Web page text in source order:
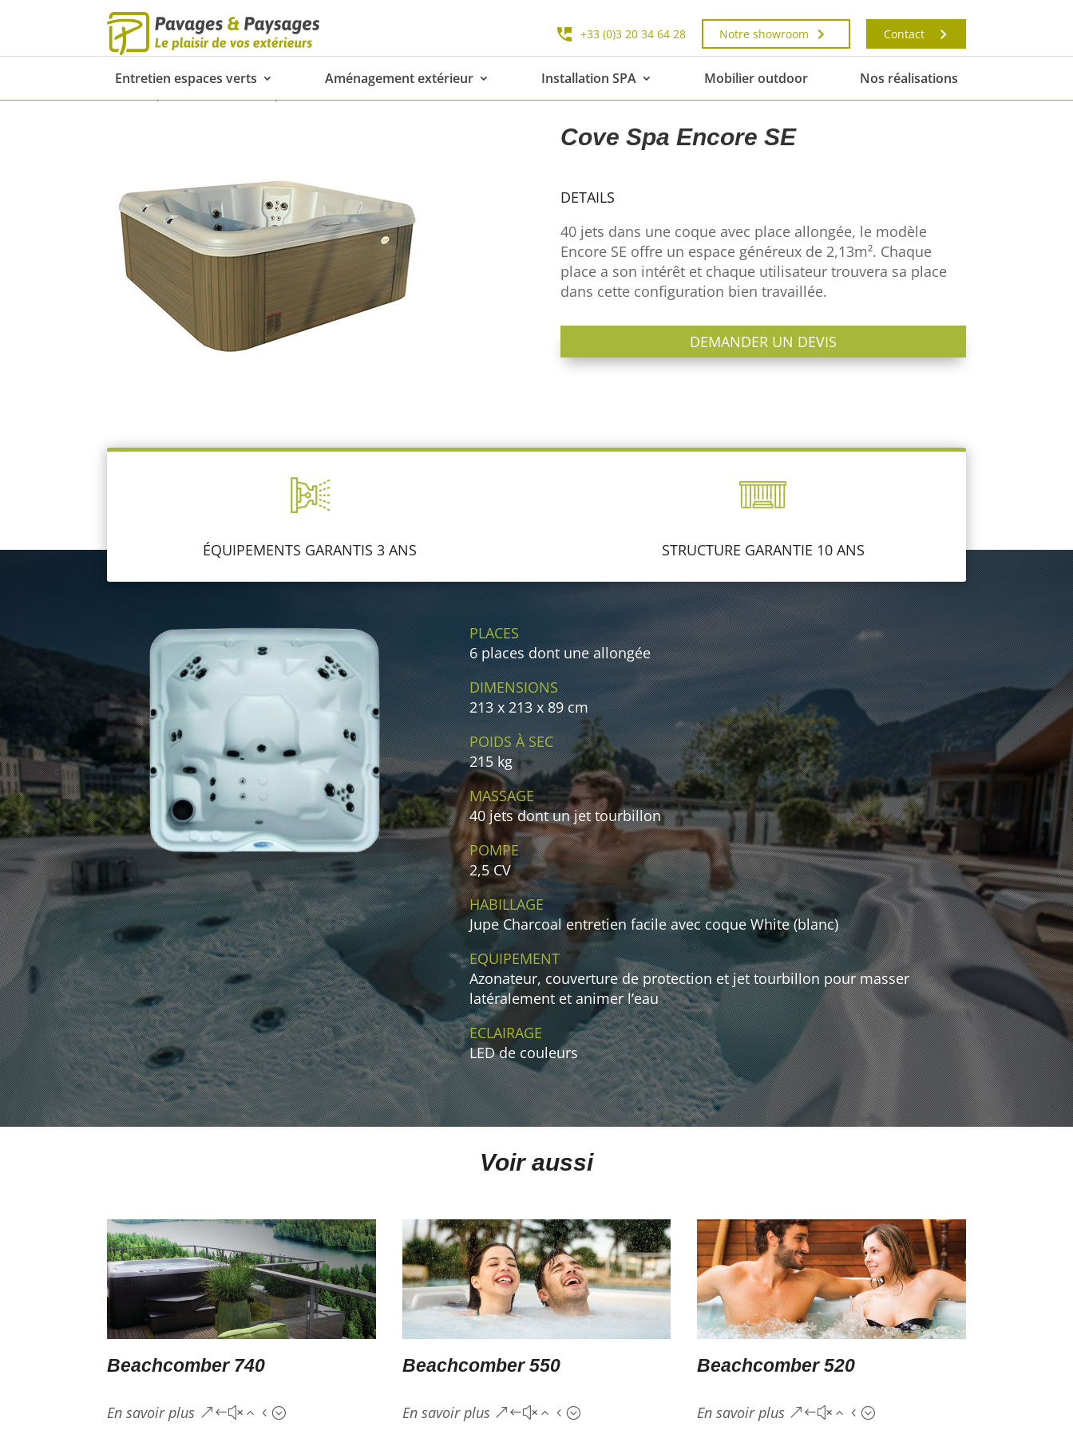
+33 (0)3 20 34 64 28 Notre showroom Contact
Entretien espaces verts Aménagement extérieur Installation SPA Mobilier outdoor Nos réalisations
Cove Spa Encore SE
DETAILS
40 jets dans une coque avec place allongée, le modèle
Encore SE offre un espace généreux de 2,13m². Chaque
place a son intérêt et chaque utilisateur trouvera sa place
dans cette configuration bien travaillée.
DEMANDER UN DEVIS
ÉQUIPEMENTS GARANTIS 3 ANS STRUCTURE GARANTIE 10 ANS
PLACES
6 places dont une allongée
DIMENSIONS
213 x 213 x 89 cm
POIDS À SEC
215 kg
MASSAGE
40 jets dont un jet tourbillon
POMPE
2,5 CV
HABILLAGE
Jupe Charcoal entretien facile avec coque White (blanc)
EQUIPEMENT
Azonateur, couverture de protection et jet tourbillon pour masser
latéralement et animer l’eau
ECLAIRAGE
LED de couleurs
Voir aussi
Beachcomber 740
En savoir plus
Beachcomber 550
En savoir plus
Beachcomber 520
En savoir plus